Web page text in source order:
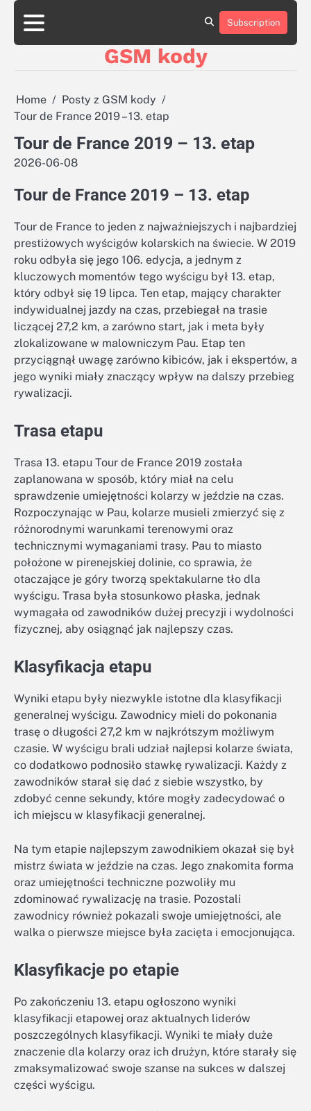
Skip
content
aluminumboatplans.com
dobra-
reklamowe.pl
plywoodboatplans.com
Strony
ujednoznaczniające
aluminumboatplans.com
dobra-
ujednoznaczniające
Kontakt
Kontakt
Subscription
GSM kody
Home
Posty z GSM kody
Tour de France 2019 – 13. etap
Tour de France 2019 – 13. etap
2026-06-08
Tour de France 2019 – 13. etap
Tour de France to jeden z najważniejszych i najbardziej
prestiżowych wyścigów kolarskich na świecie. W 2019
roku odbyła się jego 106. edycja, a jednym z
kluczowych momentów tego wyścigu był 13. etap,
który odbył się 19 lipca. Ten etap, mający charakter
indywidualnej jazdy na czas, przebiegał na trasie
liczącej 27,2 km, a zarówno start, jak i meta były
zlokalizowane w malowniczym Pau. Etap ten
przyciągnął uwagę zarówno kibiców, jak i ekspertów, a
jego wyniki miały znaczący wpływ na dalszy przebieg
rywalizacji.
Trasa etapu
Trasa 13. etapu Tour de France 2019 została
zaplanowana w sposób, który miał na celu
sprawdzenie umiejętności kolarzy w jeździe na czas.
Rozpoczynając w Pau, kolarze musieli zmierzyć się z
różnorodnymi warunkami terenowymi oraz
technicznymi wymaganiami trasy. Pau to miasto
położone w pirenejskiej dolinie, co sprawia, że
otaczające je góry tworzą spektakularne tło dla
wyścigu. Trasa była stosunkowo płaska, jednak
wymagała od zawodników dużej precyzji i wydolności
fizycznej, aby osiągnąć jak najlepszy czas.
Klasyfikacja etapu
Wyniki etapu były niezwykle istotne dla klasyfikacji
generalnej wyścigu. Zawodnicy mieli do pokonania
trasę o długości 27,2 km w najkrótszym możliwym
czasie. W wyścigu brali udział najlepsi kolarze świata,
co dodatkowo podnosiło stawkę rywalizacji. Każdy z
zawodników starał się dać z siebie wszystko, by
zdobyć cenne sekundy, które mogły zadecydować o
ich miejscu w klasyfikacji generalnej.
Na tym etapie najlepszym zawodnikiem okazał się był
mistrz świata w jeździe na czas. Jego znakomita forma
oraz umiejętności techniczne pozwoliły mu
zdominować rywalizację na trasie. Pozostali
zawodnicy również pokazali swoje umiejętności, ale
walka o pierwsze miejsce była zacięta i emocjonująca.
Klasyfikacje po etapie
Po zakończeniu 13. etapu ogłoszono wyniki
klasyfikacji etapowej oraz aktualnych liderów
poszczególnych klasyfikacji. Wyniki te miały duże
znaczenie dla kolarzy oraz ich drużyn, które starały się
zmaksymalizować swoje szanse na sukces w dalszej
części wyścigu.